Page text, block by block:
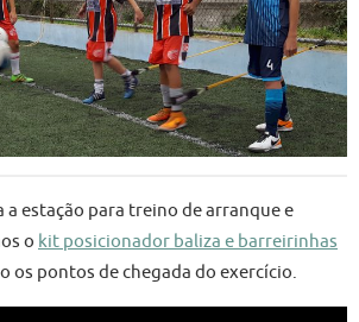
a estação para treino de arranque e
o kit posicionador baliza e barreirinhas
os pontos de chegada do exercício.